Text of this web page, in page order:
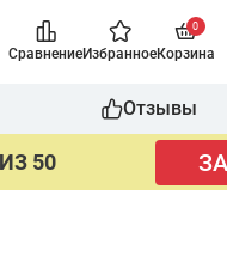
СравнениеИзбранное
0
Корзина
Отзывы
50